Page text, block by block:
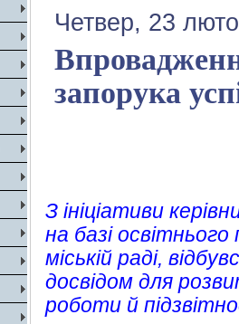
Четвер, 23
запорука
З ініціативи
на базі освітнього
міській раді,
досвідом для
роботи й